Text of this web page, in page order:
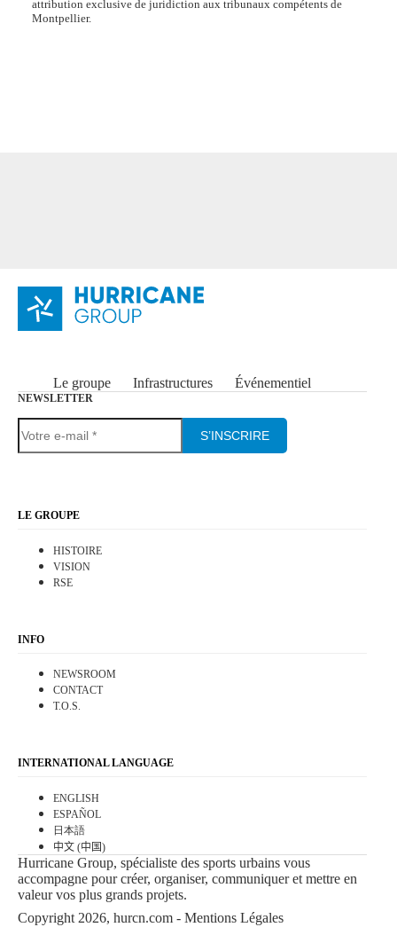
attribution exclusive de juridiction aux tribunaux compétents de
Montpellier.
Le groupe Infrastructures Événementiel
NEWSLETTER
S’INSCRIRE
LE GROUPE
HISTOIRE
VISION
RSE
INFO
NEWSROOM
CONTACT
T.O.S.
INTERNATIONAL LANGUAGE
ENGLISH
ESPAÑOL
日本語
中文 (中国)
Hurricane Group, spécialiste des sports urbains vous
accompagne pour créer, organiser, communiquer et mettre en
valeur vos plus grands projets.
Copyright 2026, hurcn.com - Mentions Légales